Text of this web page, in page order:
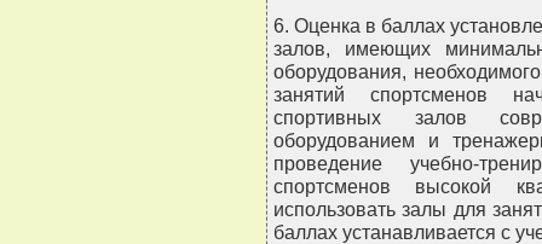
6. Оценка в баллах
залов, имеющих
оборудования,
занятий спортсменов
спортивных залов
оборудованием и
проведение учебно-
спортсменов высокой
использовать залы для
баллах устанавливается с